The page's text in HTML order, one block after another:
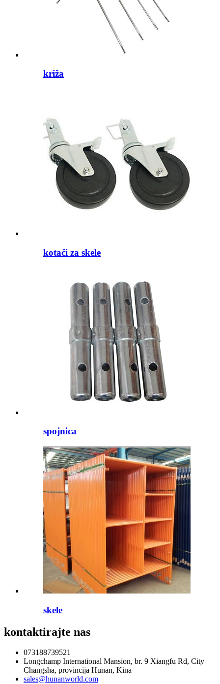
križa
kotači za skele
spojnica
skele
kontaktirajte nas
073188739521
Longchamp International Mansion, br. 9 Xiangfu Rd, City
Changsha, provincija Hunan, Kina
sales@hunanworld.com